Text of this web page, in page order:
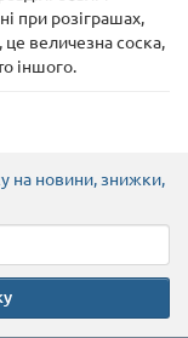
при розіграшах,
це величезна соска,
іншого.
на новини, знижки,